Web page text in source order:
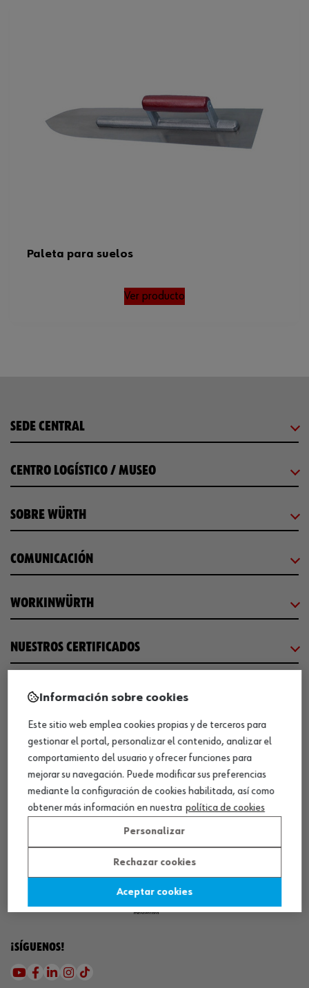
Paleta para suelos
Ver producto
SEDE CENTRAL
CENTRO LOGÍSTICO / MUSEO
SOBRE WÜRTH
COMUNICACIÓN
WORKINWÜRTH
NUESTROS CERTIFICADOS
¡WÜRTH EMPRESA SOLIDARIA!
¡DESCARGA NUESTRA APP!
¡SÍGUENOS!
Información sobre cookies
Este sitio web emplea cookies propias y de terceros para
gestionar el portal, personalizar el contenido, analizar el
comportamiento del usuario y ofrecer funciones para
mejorar su navegación. Puede modificar sus preferencias
mediante la configuración de cookies habilitada, así como
obtener más información en nuestra política de cookies
Personalizar
Rechazar cookies
Aceptar cookies